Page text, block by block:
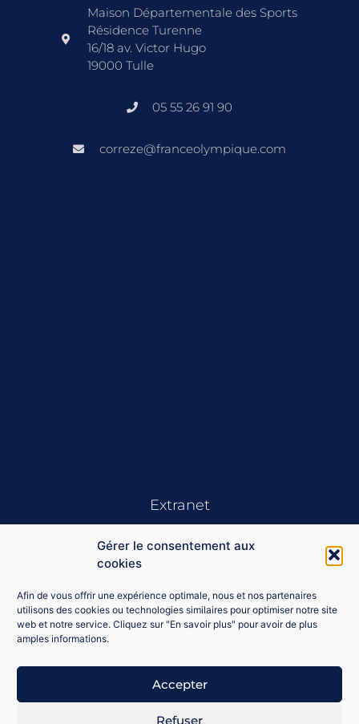
Gérer le consentement aux
cookies
Afin de vous offrir une expérience optimale, nous et nos partenaires
utilisons des cookies ou technologies similaires pour optimiser notre site
web et notre service. Cliquez sur "En savoir plus" pour avoir de plus
amples informations.
Accepter
Refuser
Maison Départementale des Sports
Résidence Turenne
16/18 av. Victor Hugo
19000 Tulle
05 55 26 91 90
correze@franceolympique.com
Extranet
Se souvenir de moi